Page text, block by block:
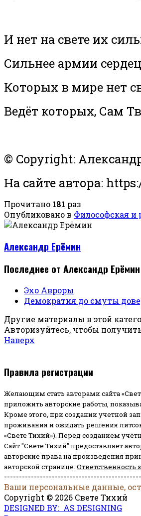
И нет на свете их
Сильнее армии
Которых в мире нет
Ведёт которых, Сам
© Copyright:
На сайте автора:
Прочитано 181 раз
Опубликовано в Философская и
Александр Ерёмин
Последнее от Александр Ерёмин
Эхо Авроры
Демократия до смуты
Другие материалы в этой
Авторизуйтесь, чтобы
Наверх
Правила регистрации
Желающим стать авторами сайта
приложить авторские работы,
Кроме этого, при создании учетной
проживания и ожидать решения
«Свете Тихий»). Перед созданием
Сайт "Свете Тихий" предоставляет
авторские права на произведения
авторской странице. Ответственность
Ваши персональные данные,
Copyright © 2026 Свете Тихий
DESIGNED BY: AS DESIGNING